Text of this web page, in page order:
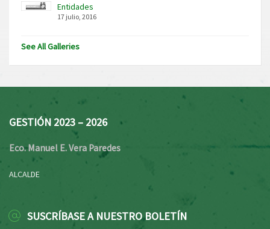
Entidades
17 julio, 2016
See All Galleries
GESTIÓN 2023 – 2026
Eco. Manuel E. Vera Paredes
ALCALDE
SUSCRÍBASE A NUESTRO BOLETÍN